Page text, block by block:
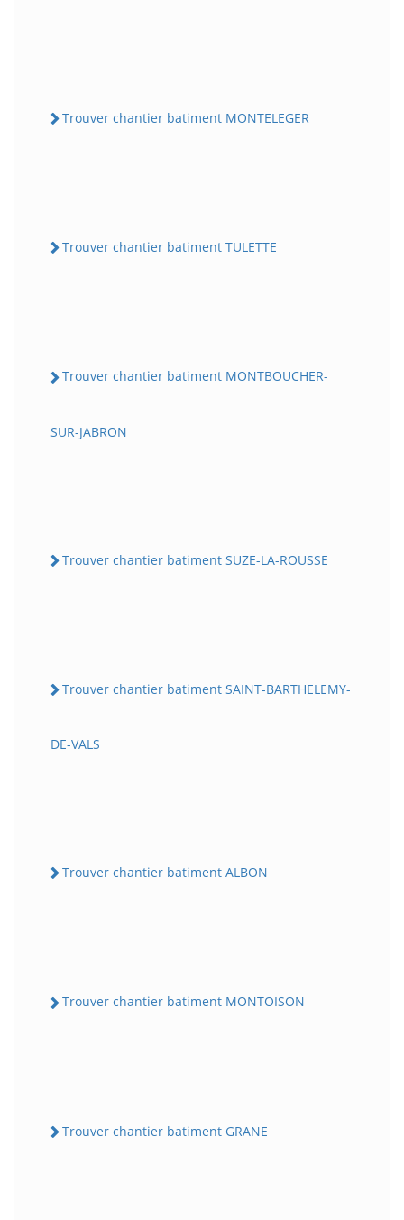
Trouver chantier batiment MONTELEGER
Trouver chantier batiment TULETTE
Trouver chantier batiment MONTBOUCHER-
SUR-JABRON
Trouver chantier batiment SUZE-LA-ROUSSE
Trouver chantier batiment SAINT-BARTHELEMY-
DE-VALS
Trouver chantier batiment ALBON
Trouver chantier batiment MONTOISON
Trouver chantier batiment GRANE